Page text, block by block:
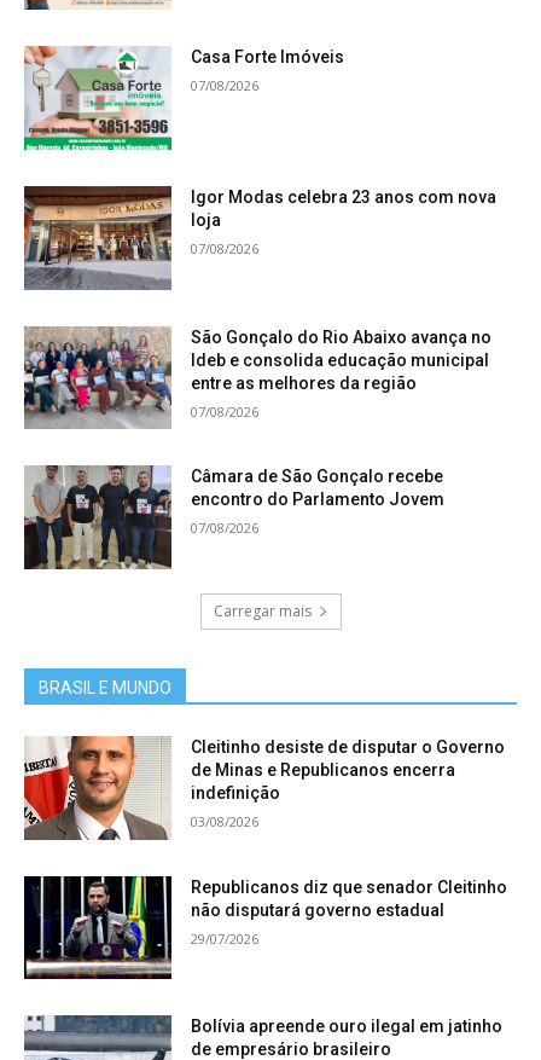
Casa Forte Imóveis
07/08/2026
Igor Modas celebra 23 anos com nova
loja
07/08/2026
São Gonçalo do Rio Abaixo avança no
Ideb e consolida educação municipal
entre as melhores da região
07/08/2026
Câmara de São Gonçalo recebe
encontro do Parlamento Jovem
07/08/2026
Carregar mais
BRASIL E MUNDO
Cleitinho desiste de disputar o Governo
de Minas e Republicanos encerra
indefinição
03/08/2026
Republicanos diz que senador Cleitinho
não disputará governo estadual
29/07/2026
Bolívia apreende ouro ilegal em jatinho
de empresário brasileiro